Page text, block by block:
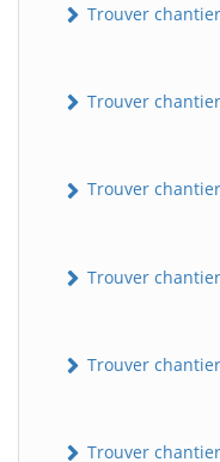
Trouver
Trouver
Trouver
Trouver
Trouver
Trouver